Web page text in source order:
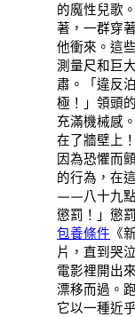
的魔性兒歌
著，一群穿
他衝來。這
測量尺和巨
肅。「違反
極！」領頭
充滿機械感
在了牆壁上
因為恐懼而
的行為，在
——八十九點
懲罰！」懲
包養條件 《
片，直到哭
電影裡開出
漂移而過。
它以一種近